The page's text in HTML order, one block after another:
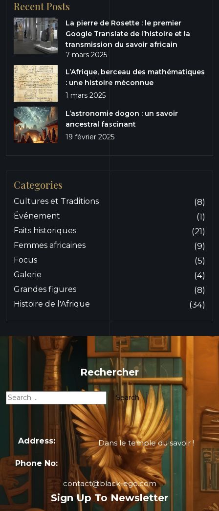
Recent Posts
La pierre de Rosette : le premier
Google Translate de l’histoire et la
transmission du savoir africain
7 mars 2025
L’Afrique, berceau des mathématiques
: une histoire méconnue
1 mars 2025
L’astronomie dogon : un savoir
ancestral fascinant
19 février 2025
Categories
Cultures et Traditions (8)
Événement (1)
Faits historiques (21)
Femmes africaines (9)
Focus (5)
Galerie (4)
Grandes figures (8)
Histoire de l'Afrique (34)
Rechercher
Address: Dans le temple du savoir !
Phone No:
contact@black-ego.com
Sign Up To Newsletter